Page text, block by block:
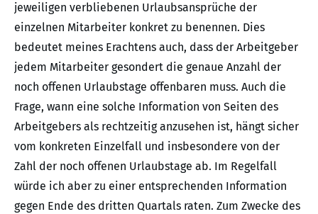
jeweiligen verbliebenen Urlaubsansprüche der
einzelnen Mitarbeiter konkret zu benennen. Dies
bedeutet meines Erachtens auch, dass der Arbeitgeber
jedem Mitarbeiter gesondert die genaue Anzahl der
noch offenen Urlaubstage offenbaren muss. Auch die
Frage, wann eine solche Information von Seiten des
Arbeitgebers als rechtzeitig anzusehen ist, hängt sicher
vom konkreten Einzelfall und insbesondere von der
Zahl der noch offenen Urlaubstage ab. Im Regelfall
würde ich aber zu einer entsprechenden Information
gegen Ende des dritten Quartals raten. Zum Zwecke des